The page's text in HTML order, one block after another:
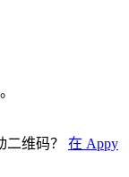
维码？
在 Appy